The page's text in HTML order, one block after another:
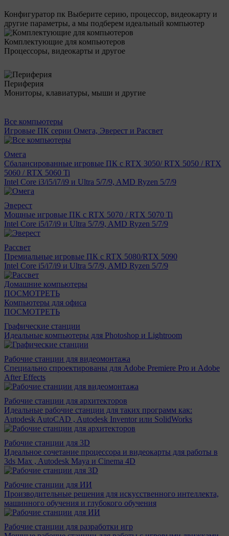
Конфигуратор пк Выберите серию, процессор, видеокарту и
другие параметры, а мы подберем идеальный компьютер
Комплектующие для компьютеров
Процессоры, видеокарты и другое
Периферия
Мониторы, клавиатуры, мыши и другие
Все компьютеры
Игровые ПК серии Омега, Эверест и Рассвет
Омега
Сбалансированные игровые ПК с RTX 3050/ RTX 5050 / RTX
5060 / RTX 5060 Ti
Intel Core i3/i5/i7/i9 и Ultra 5/7/9, AMD Ryzen 5/7/9
Эверест
Мощные игровые ПК с RTX 5070 / RTX 5070 Ti
Intel Core i5/i7/i9 и Ultra 5/7/9, AMD Ryzen 5/7/9
Рассвет
Премиальные игровые ПК с RTX 5080/RTX 5090
Intel Core i5/i7/i9 и Ultra 5/7/9, AMD Ryzen 5/7/9
Домашние компьютеры
ПОСМОТРЕТЬ
Компьютеры для офиса
ПОСМОТРЕТЬ
Графические станции
Идеальные компьютеры для Photoshop и Lightroom
Рабочие станции для видеомонтажа
Специально спроектированы для Adobe Premiere Pro и Adobe
After Effects
Рабочие станции для архитекторов
Идеальные рабочие станции для таких программ как:
Autodesk AutoCAD , Autodesk Inventor или SolidWorks
Рабочие станции для 3D
Идеальное сочетание процессора и видеокарты для работы в
3ds Max , Autodesk Maya и Cinema 4D
Рабочие станции для ИИ
Производительные решения для искусственного интеллекта,
машинного обучения и глубокого обучения
Рабочие станции для разработки игр